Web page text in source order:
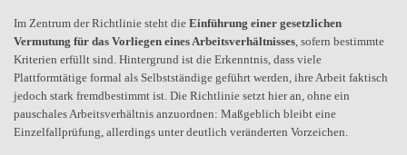
Im Zentrum der Richtlinie steht die Einführung einer gesetzlichen
Vermutung für das Vorliegen eines Arbeitsverhältnisses, sofern bestimmte
Kriterien erfüllt sind. Hintergrund ist die Erkenntnis, dass viele
Plattformtätige formal als Selbstständige geführt werden, ihre Arbeit faktisch
jedoch stark fremdbestimmt ist. Die Richtlinie setzt hier an, ohne ein
pauschales Arbeitsverhältnis anzuordnen: Maßgeblich bleibt eine
Einzelfallprüfung, allerdings unter deutlich veränderten Vorzeichen.